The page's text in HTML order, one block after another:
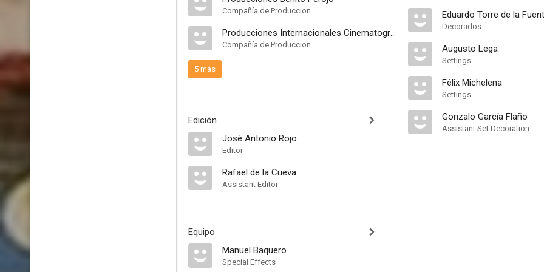
Compañía de Produccion
Producciones Internacionales Cinematográficas Asociadas
Compañía de Produccion
5 más
Edición
José Antonio Rojo
Editor
Rafael de la Cueva
Assistant Editor
Equipo
Manuel Baquero
Special Effects
Eduardo Torre de la
Decorados
Augusto Lega
Settings
Félix Michelena
Settings
Gonzalo García Flaño
Assistant Set Decoration